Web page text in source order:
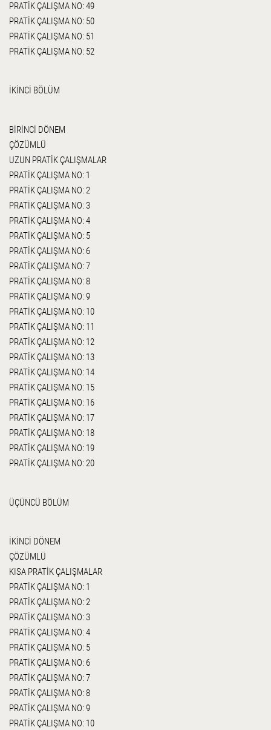
PRATİK ÇALIŞMA NO: 49
PRATİK ÇALIŞMA NO: 50
PRATİK ÇALIŞMA NO: 51
PRATİK ÇALIŞMA NO: 52
İKİNCİ BÖLÜM
BİRİNCİ DÖNEM
ÇÖZÜMLÜ
UZUN PRATİK ÇALIŞMALAR
PRATİK ÇALIŞMA NO: 1
PRATİK ÇALIŞMA NO: 2
PRATİK ÇALIŞMA NO: 3
PRATİK ÇALIŞMA NO: 4
PRATİK ÇALIŞMA NO: 5
PRATİK ÇALIŞMA NO: 6
PRATİK ÇALIŞMA NO: 7
PRATİK ÇALIŞMA NO: 8
PRATİK ÇALIŞMA NO: 9
PRATİK ÇALIŞMA NO: 10
PRATİK ÇALIŞMA NO: 11
PRATİK ÇALIŞMA NO: 12
PRATİK ÇALIŞMA NO: 13
PRATİK ÇALIŞMA NO: 14
PRATİK ÇALIŞMA NO: 15
PRATİK ÇALIŞMA NO: 16
PRATİK ÇALIŞMA NO: 17
PRATİK ÇALIŞMA NO: 18
PRATİK ÇALIŞMA NO: 19
PRATİK ÇALIŞMA NO: 20
ÜÇÜNCÜ BÖLÜM
İKİNCİ DÖNEM
ÇÖZÜMLÜ
KISA PRATİK ÇALIŞMALAR
PRATİK ÇALIŞMA NO: 1
PRATİK ÇALIŞMA NO: 2
PRATİK ÇALIŞMA NO: 3
PRATİK ÇALIŞMA NO: 4
PRATİK ÇALIŞMA NO: 5
PRATİK ÇALIŞMA NO: 6
PRATİK ÇALIŞMA NO: 7
PRATİK ÇALIŞMA NO: 8
PRATİK ÇALIŞMA NO: 9
PRATİK ÇALIŞMA NO: 10